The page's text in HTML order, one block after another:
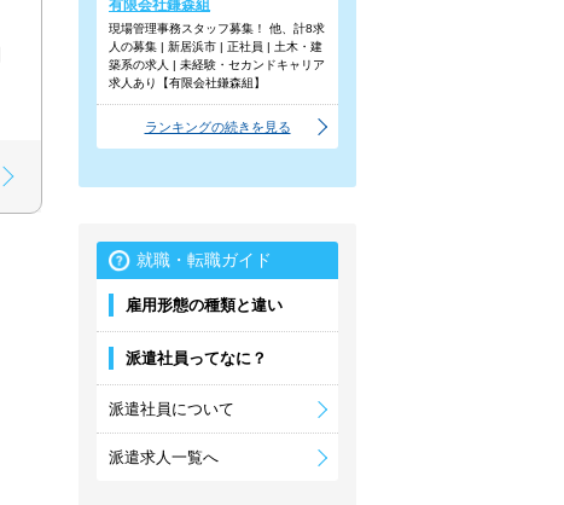
有限会社鎌森組
現場管理事務スタッフ募集！ 他、計8求
人の募集 | 新居浜市 | 正社員 | 土木・建
築系の求人 | 未経験・セカンドキャリア
求人あり【有限会社鎌森組】
ランキングの続きを見る
就職・転職ガイド
雇用形態の種類と違い
派遣社員ってなに？
派遣社員について
派遣求人一覧へ